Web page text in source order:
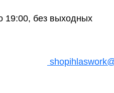
19:00, без выходных